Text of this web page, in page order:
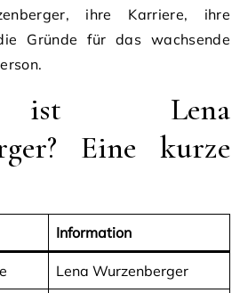
ihre Karriere, ihre
Gründe für das wachsende
Lena
Eine kurze
Information
Lena Wurzenberger